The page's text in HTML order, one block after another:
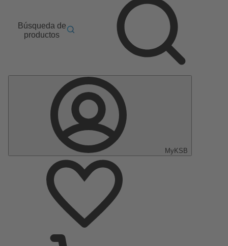
Búsqueda de
productos
MyKSB